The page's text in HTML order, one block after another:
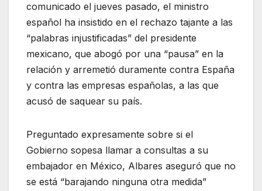
comunicado el jueves pasado, el ministro
español ha insistido en el rechazo tajante a las
“palabras injustificadas” del presidente
mexicano, que abogó por una “pausa” en la
relación y arremetió duramente contra España
y contra las empresas españolas, a las que
acusó de saquear su país.
Preguntado expresamente sobre si el
Gobierno sopesa llamar a consultas a su
embajador en México, Albares aseguró que no
se está “barajando ninguna otra medida”